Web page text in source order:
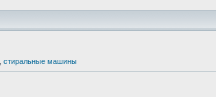
стиральные машины